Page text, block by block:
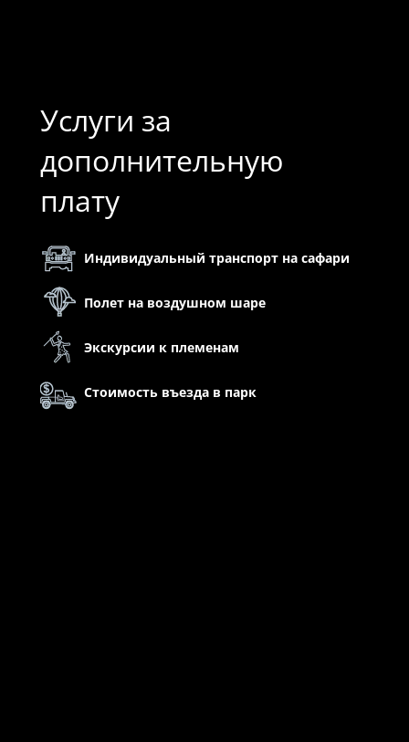
Услуги за
дополнительную
плату
Индивидуальный транспорт на сафари
Полет на воздушном шаре
Экскурсии к племенам
Стоимость въезда в парк